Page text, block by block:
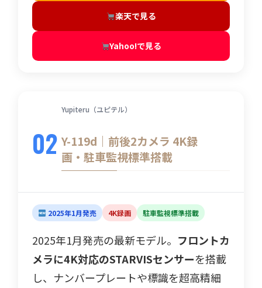
楽天で見る
Yahoo!で見る
02
Yupiteru（ユピテル）
Y-119d｜前後2カメラ 4K録
画・駐車監視標準搭載
2025年1月発売 4K録画 駐車監視標準搭載
2025年1月発売の最新モデル。 フロントカ
メラに4K対応のSTARVISセンサーを搭載
し、ナンバープレートや標識を超高精細